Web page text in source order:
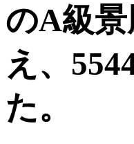
のA級景
え、
た。